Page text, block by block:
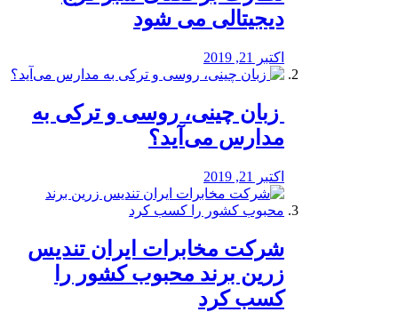
دیجیتالی می شود
اکتبر 21, 2019
️ زبان چینی، روسی و ترکی به
مدارس می‌آید؟
اکتبر 21, 2019
شرکت مخابرات ایران تندیس
زرین برند محبوب کشور را
کسب کرد